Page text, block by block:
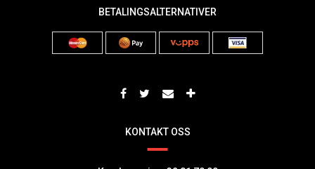
BETALINGSALTERNATIVER
KONTAKT OSS